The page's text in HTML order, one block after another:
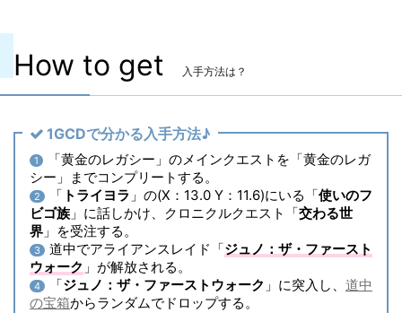
How to get 入手方法は？
1GCDで分かる入手方法♪
1
「黄金のレガシー」のメインクエストを「黄金のレガ
シー」までコンプリートする。
2 「 トライヨラ 」の(X：13.0 Y：11.6)にいる「使いのフ
ビゴ族 」に話しかけ、クロニクルクエスト「交わる世
界 」を受注する。
3 道中でアライアンスレイド「ジュノ：ザ・ファースト
ウォーク 」が解放される。
4 「ジュノ：ザ・ファーストウォーク 」に突入し、 道中
の宝箱からランダムでドロップする。